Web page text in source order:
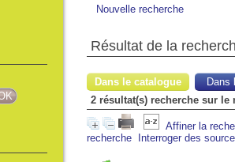
Nouvelle recherche
Résultat de la
Dans le catalogue
Dans
2 résultat(s) recherche sur
Affiner la
recherche
Interroger des